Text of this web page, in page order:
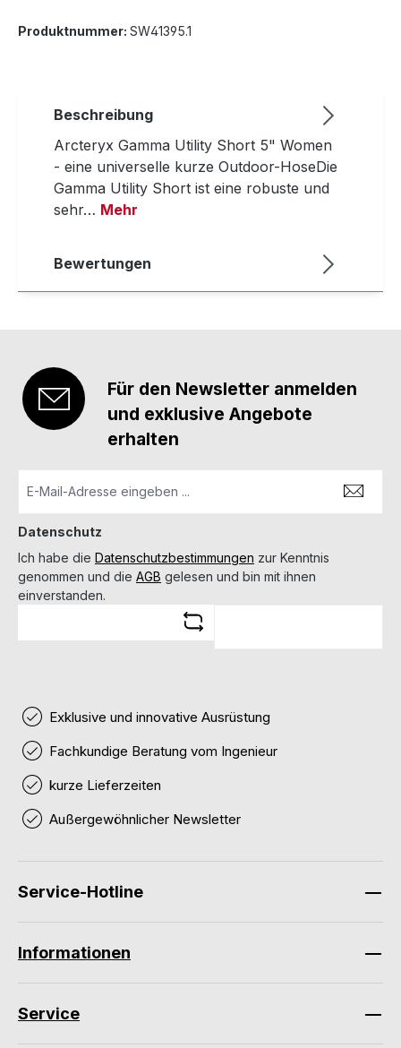
Produktnummer: SW41395.1
Beschreibung
Arcteryx Gamma Utility Short 5" Women
- eine universelle kurze Outdoor-HoseDie
Gamma Utility Short ist eine robuste und
sehr… Mehr
Bewertungen
Für den Newsletter anmelden
und exklusive Angebote
erhalten
Datenschutz
Ich habe die Datenschutzbestimmungen zur Kenntnis
genommen und die AGB gelesen und bin mit ihnen
einverstanden.
Exklusive und innovative Ausrüstung
Fachkundige Beratung vom Ingenieur
kurze Lieferzeiten
Außergewöhnlicher Newsletter
Service-Hotline
Informationen
Service